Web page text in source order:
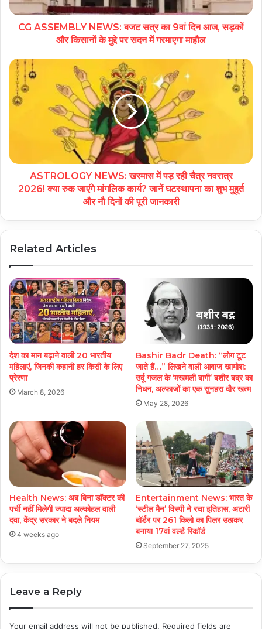
CG ASSEMBLY NEWS: बजट सत्र का 9वां दिन आज, सड़कों
और किसानों के मुद्दे पर सदन में गरमाएगा माहौल
ASTROLOGY NEWS: खरमास में पड़ रही चैत्र नवरात्र
2026! क्या रुक जाएंगे मांगलिक कार्य? जानें घटस्थापना का शुभ मुहूर्त
और नौ दिनों की पूरी जानकारी
Related Articles
देश का मान बढ़ाने वाली 20 भारतीय
महिलाएं, जिनकी कहानी हर किसी के लिए
प्रेरणा
March 8, 2026
Bashir Badr Death: “लोग टूट
जाते हैं…” लिखने वाली आवाज खामोश:
उर्दू गजल के ‘मखमली बागी’ बशीर बद्र का
निधन, अल्फाजों का एक सुनहरा दौर खत्म
May 28, 2026
Health News: अब बिना डॉक्टर की
पर्ची नहीं मिलेगी ज्यादा अल्कोहल वाली
दवा, केंद्र सरकार ने बदले नियम
4 weeks ago
Entertainment News: भारत के
‘स्टील मैन’ विस्पी ने रचा इतिहास, अटारी
बॉर्डर पर 261 किलो का पिलर उठाकर
बनाया 17वां वर्ल्ड रिकॉर्ड
September 27, 2025
Leave a Reply
Your email address will not be published. Required fields are